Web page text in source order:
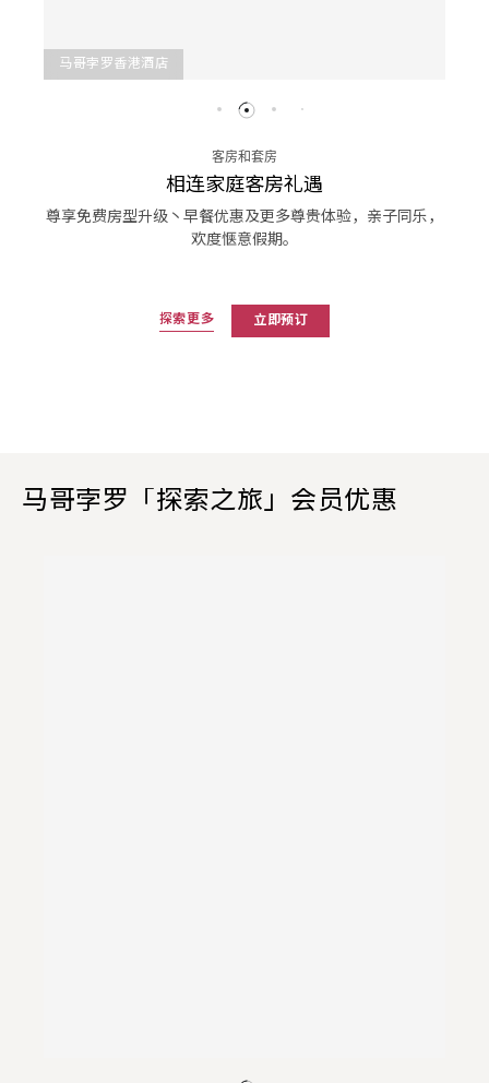
马哥孛罗香港酒店
客房和套房
相连家庭客房礼遇
尊享免费房型升级丶早餐优惠及更多尊贵体验，亲子同乐，
欢度惬意假期。
探索更多 立即预订
马哥孛罗「探索之旅」会员优惠